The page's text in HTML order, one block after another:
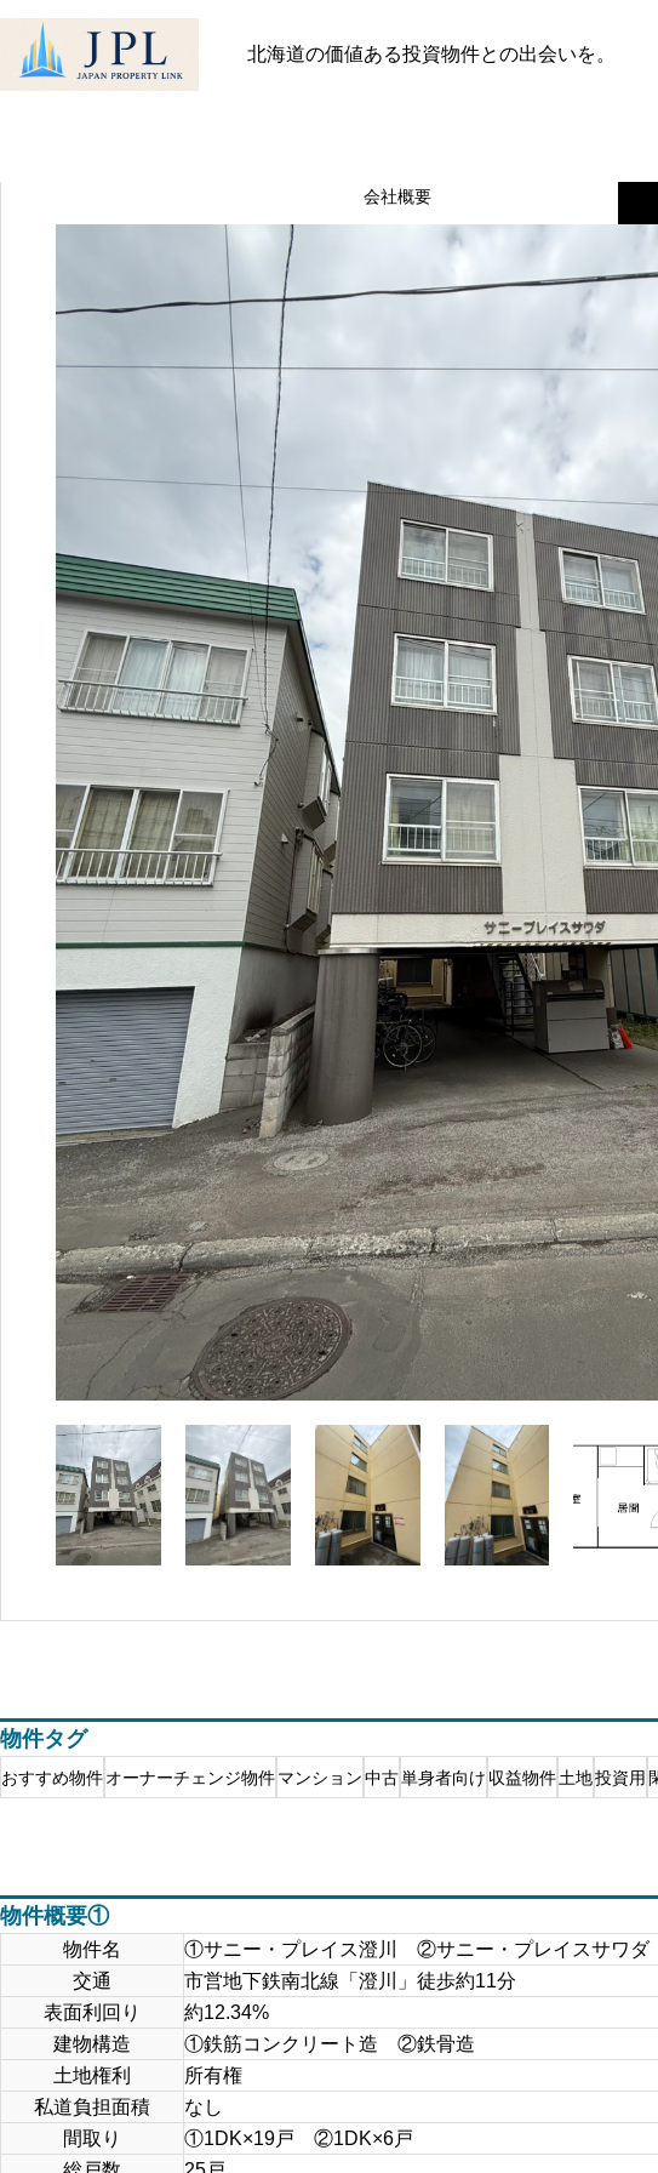
物件一覧
会社概要
不動産会社様専用登録フォーム
522-
643
9
営業時間：
9:30~18:30
お問い合わせ
北海道の価値ある投資物件との出会いを。
趣味があるから頑張れる
2026.06.23
【札幌】サニー・プレイス澄川・サニー
物件タグ
おすすめ物件オーナーチェンジ物件マンション中古単身者向け 収益物件土地投資用
物件概要①
物件名 ①サニー・プレイス澄川 ②サニー・プレイスサワダ
交通
市営地下鉄南北線「澄川」徒歩約11分
表面利回り
約12.34%
建物構造
①鉄筋コンクリート造 ②鉄骨造
土地権利
所有権
私道負担面積
なし
間取り
①1DK×19戸 ②1DK×6戸